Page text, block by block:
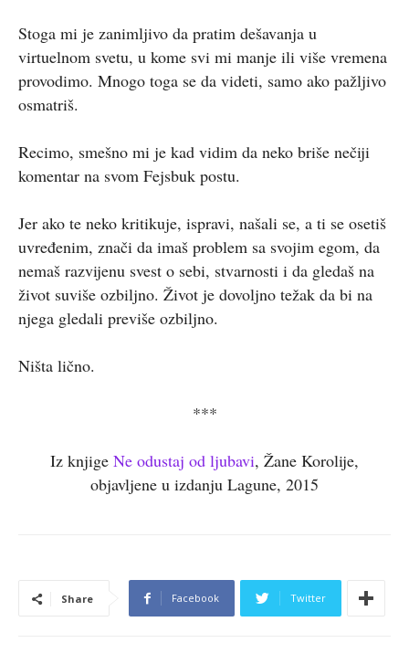
Stoga mi je zanimljivo da pratim dešavanja u
virtuelnom svetu, u kome svi mi manje ili više vremena
provodimo. Mnogo toga se da videti, samo ako pažljivo
osmatriš.
Recimo, smešno mi je kad vidim da neko briše nečiji
komentar na svom Fejsbuk postu.
Jer ako te neko kritikuje, ispravi, našali se, a ti se osetiš
uvređenim, znači da imaš problem sa svojim egom, da
nemaš razvijenu svest o sebi, stvarnosti i da gledaš na
život suviše ozbiljno. Život je dovoljno težak da bi na
njega gledali previše ozbiljno.
Ništa lično.
***
Iz knjige Ne odustaj od ljubavi, Žane Korolije,
objavljene u izdanju Lagune, 2015
Share Facebook Twitter